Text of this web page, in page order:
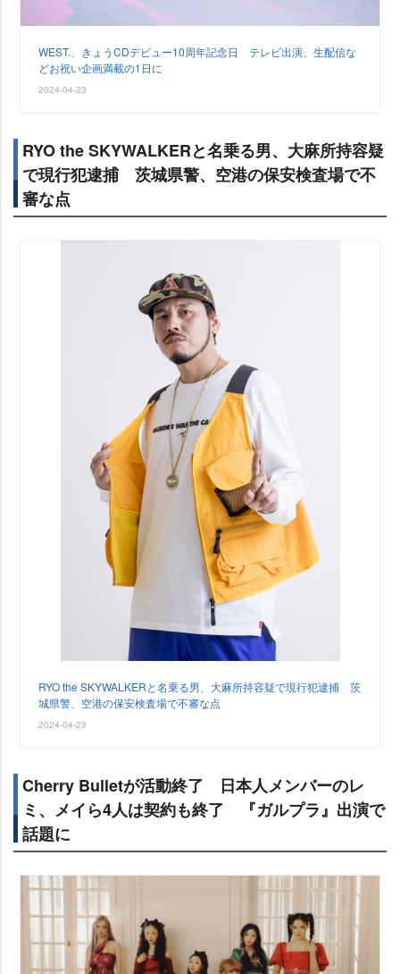
WEST.、きょうCDデビュー10周年記念日 テレビ出演、生配信な
どお祝い企画満載の1日に
2024-04-23
RYO the SKYWALKERと名乗る男、大麻所持容疑
で現行犯逮捕 茨城県警、空港の保安検査場で不
審な点
RYO the SKYWALKERと名乗る男、大麻所持容疑で現行犯逮捕 茨
城県警、空港の保安検査場で不審な点
2024-04-23
Cherry Bulletが活動終了 日本人メンバーのレ
ミ、メイら4人は契約も終了 『ガルプラ』出演で
話題に